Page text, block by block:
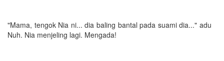
"Mama, tengok Nia ni... dia baling bantal pada suami dia..." adu
Nuh. Nia menjeling lagi. Mengada!